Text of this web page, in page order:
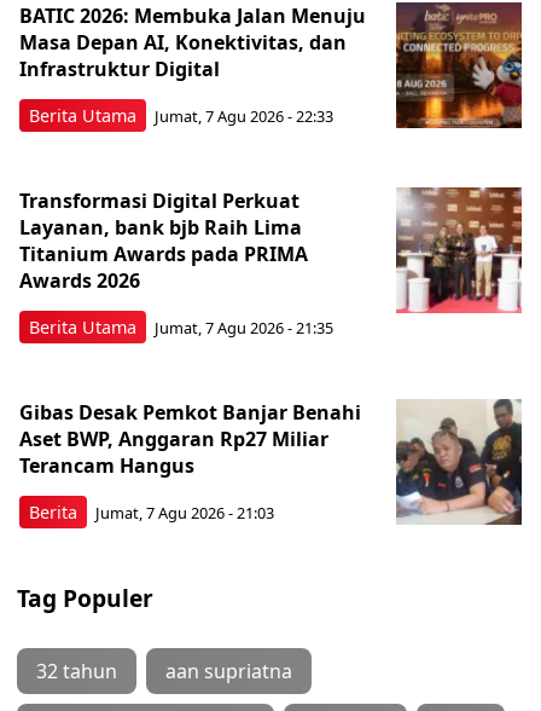
Berita Utama
BATIC 2026: Membuka Jalan Menuju
Masa Depan AI, Konektivitas, dan
Infrastruktur Digital
Jumat, 7 Agu 2026 - 22:33
Berita Utama
Transformasi Digital Perkuat
Layanan, bank bjb Raih Lima
Titanium Awards pada PRIMA
Awards 2026
Jumat, 7 Agu 2026 - 21:35
Berita
Gibas Desak Pemkot Banjar Benahi
Aset BWP, Anggaran Rp27 Miliar
Terancam Hangus
Jumat, 7 Agu 2026 - 21:03
Tag Populer
32 tahun aan supriatna